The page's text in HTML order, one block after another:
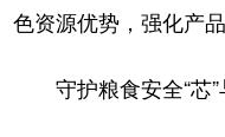
色资源优势，强化产
守护粮食安全“芯”